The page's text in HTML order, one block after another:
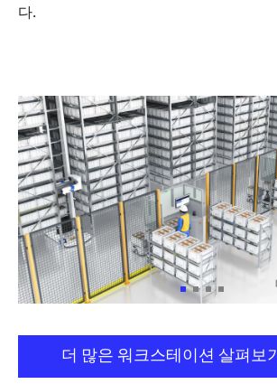
더 많은 워크스테이션 살펴보기
다.